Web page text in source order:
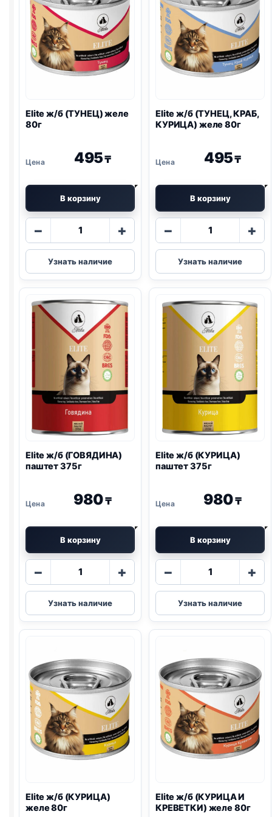
80г
Elite ж/б (ТУНЕЦ) желе
80г
495₸
В корзину
−
Количество
Elite
ж/
б
желе
80г
+
Узнать наличие
Elite ж/б (ТУНЕЦ, КРАБ,
КУРИЦА) желе 80г
495₸
В корзину
−
Количество
Elite
ж/
б
КРАБ,
КУРИЦА)
желе
80г
+
Узнать наличие
Elite ж/б (ГОВЯДИНА)
паштет 375г
980₸
В корзину
−
Количество
Elite
ж/
б
375г
+
Узнать наличие
Elite ж/б (КУРИЦА)
паштет 375г
980₸
В корзину
−
Количество
Elite
ж/
б
375г
+
Узнать наличие
Elite ж/б (КУРИЦА)
желе 80г
Elite ж/б (КУРИЦА И
КРЕВЕТКИ) желе 80г